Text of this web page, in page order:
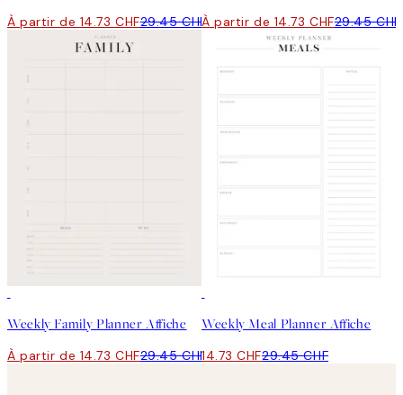
À partir de 14.73 CHF29.45 CHFÀ partir de 14.73 CHF29.45 CHF
Weekly Family Planner Affiche
À partir de 14.73 CHF29.45 CHF
Weekly Meal Planner Affiche
14.73 CHF29.45 CHF